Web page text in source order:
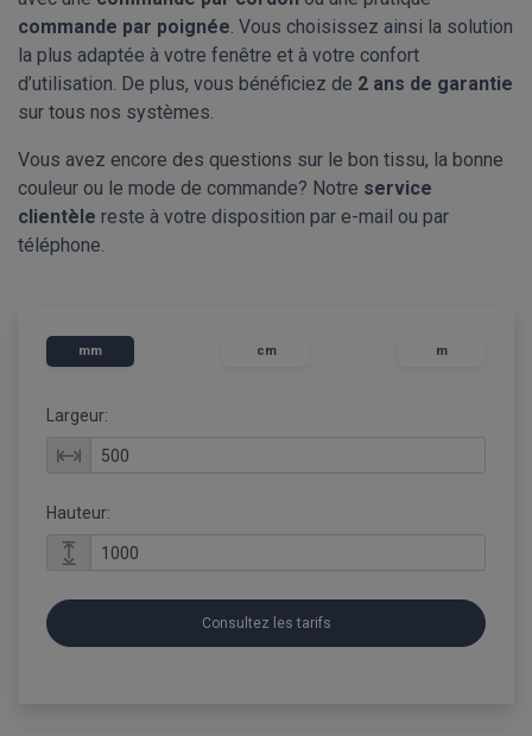
commande par poignée. Vous choisissez ainsi la solution
la plus adaptée à votre fenêtre et à votre confort
d’utilisation. De plus, vous bénéficiez de 2 ans de garantie
sur tous nos systèmes.
Vous avez encore des questions sur le bon tissu, la bonne
couleur ou le mode de commande? Notre service
clientèle reste à votre disposition par e-mail ou par
téléphone.
mm cm m
Largeur:
Hauteur:
Consultez les tarifs